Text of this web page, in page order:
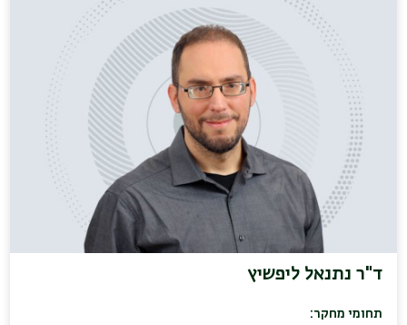
ד"ר נתנאל ליפשיץ
תחומי מחקר: